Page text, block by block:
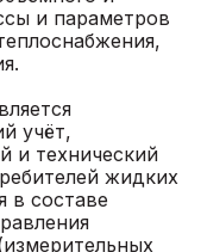
и параметров
учёт,
и технический
жидких
в составе